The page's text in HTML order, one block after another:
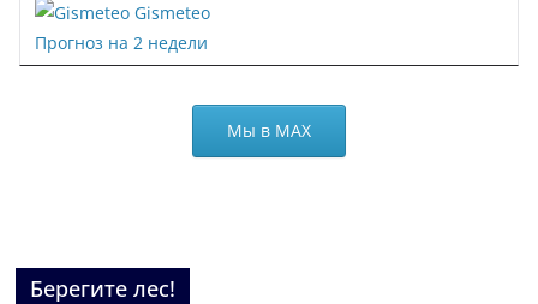
Gismeteo
Прогноз на 2 недели
Мы в МАХ
Берегите лес!